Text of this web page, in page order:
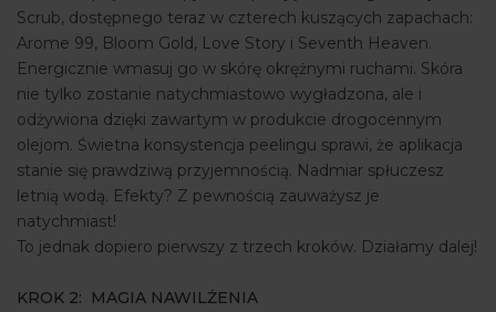
Scrub, dostępnego teraz w czterech kuszących zapachach:
Arome 99, Bloom Gold, Love Story i Seventh Heaven.
Energicznie wmasuj go w skórę okrężnymi ruchami. Skóra
nie tylko zostanie natychmiastowo wygładzona, ale i
odżywiona dzięki zawartym w produkcie drogocennym
olejom. Świetna konsystencja peelingu sprawi, że aplikacja
stanie się prawdziwą przyjemnością. Nadmiar spłuczesz
letnią wodą. Efekty? Z pewnością zauważysz je
natychmiast!
To jednak dopiero pierwszy z trzech kroków. Działamy dalej!
KROK 2: MAGIA NAWILŻENIA